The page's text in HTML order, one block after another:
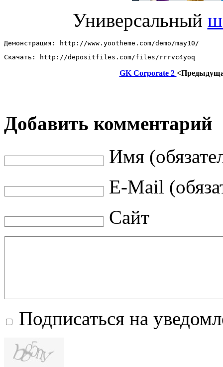
Универсальный
Демонстрация: http://www.yootheme.com/demo/may10/
Скачать: http://depositfiles.com/files/rrrvc4yoq
GK Corporate 2
Добавить комментарий
Имя
E-Mail
Сайт
Подписаться на